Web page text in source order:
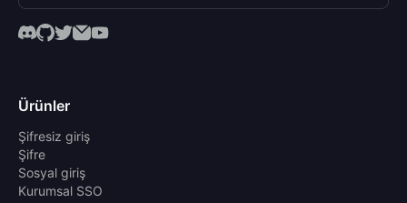
Ürünler
Şifresiz giriş
Şifre
Sosyal giriş
Kurumsal SSO